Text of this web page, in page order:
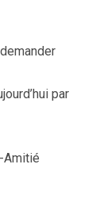
par
Amitié